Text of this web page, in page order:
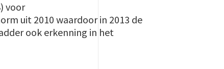
voor
uit 2010 waardoor in 2013 de
ook erkenning in het